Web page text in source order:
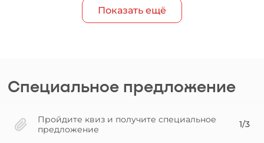
Показать ещё
Специальное предложение
Пройдите квиз и получите специальное
предложение
1/3